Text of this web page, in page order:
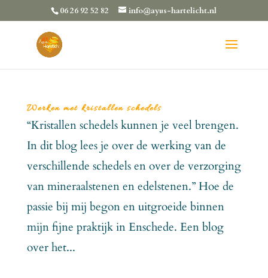
06 26 92 52 82 info@ayus-hartelicht.nl
Werken met kristallen schedels
“Kristallen schedels kunnen je veel brengen.
In dit blog lees je over de werking van de
verschillende schedels en over de verzorging
van mineraalstenen en edelstenen.” Hoe de
passie bij mij begon en uitgroeide binnen
mijn fijne praktijk in Enschede. Een blog
over het...